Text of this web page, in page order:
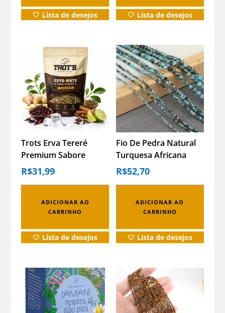
Lista de desejos Lista de desejos
Trots Erva Tereré
Premium Sabore
Especiarias 500g
R$31,99
ADICIONAR AO
CARRINHO
Lista de desejos
Fio De Pedra Natural
Turquesa Africana
Facetada 2mm
Artesana Turquesa
R$52,70
ADICIONAR AO
CARRINHO
Lista de desejos